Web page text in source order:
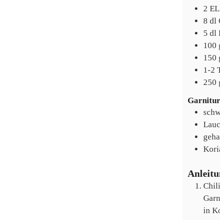
2 EL
8 dl
5 dl
100
150
1-2
250
Garnitur
in